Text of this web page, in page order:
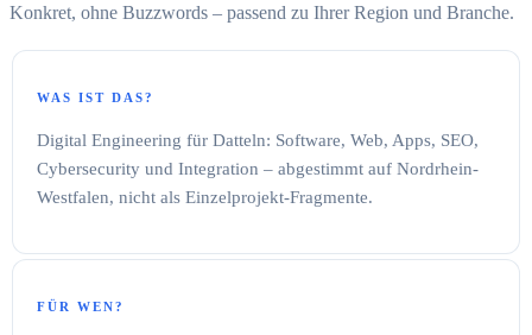
Konkret, ohne Buzzwords – passend zu Ihrer Region und Branche.
WAS IST DAS?
Digital Engineering für Datteln: Software, Web, Apps, SEO,
Cybersecurity und Integration – abgestimmt auf Nordrhein-
Westfalen, nicht als Einzelprojekt-Fragmente.
FÜR WEN?